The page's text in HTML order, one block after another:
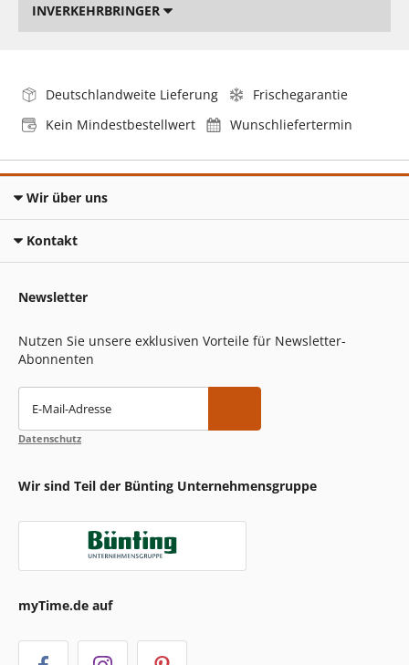
INVERKEHRBRINGER
Deutschlandweite Lieferung
Frischegarantie
Kein Mindestbestellwert
Wunschliefertermin
Wir über uns
Kontakt
Newsletter
Nutzen Sie unsere exklusiven Vorteile für Newsletter-
Abonnenten
E-Mail-Adresse
Datenschutz
Wir sind Teil der Bünting Unternehmensgruppe
myTime.de auf